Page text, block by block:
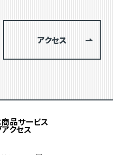
アクセス
商品サービス
アクセス